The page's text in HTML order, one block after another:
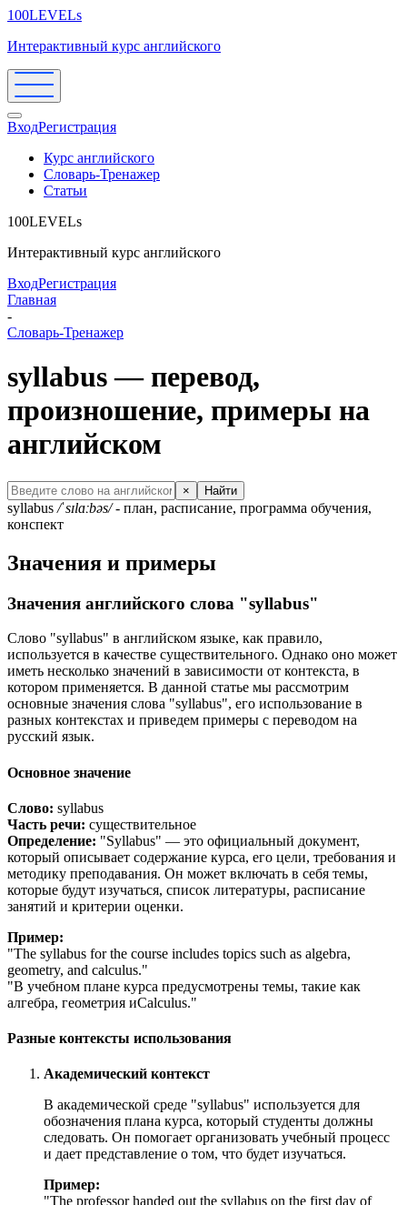
100LEVELs
Интерактивный курс английского
ВходРегистрация
Курс английского
Словарь-Тренажер
Статьи
100LEVELs
Интерактивный курс английского
ВходРегистрация
Главная
-
Словарь-Тренажер
syllabus — перевод,
произношение, примеры на
английском
× Найти
syllabus /ˈsɪlɑːbəs/- план, расписание, программа обучения,
конспект
Значения и примеры
Значения английского слова "syllabus"
Слово "syllabus" в английском языке, как правило,
используется в качестве существительного. Однако оно может
иметь несколько значений в зависимости от контекста, в
котором применяется. В данной статье мы рассмотрим
основные значения слова "syllabus", его использование в
разных контекстах и приведем примеры с переводом на
русский язык.
Основное значение
Слово: syllabus
Часть речи: существительное
Определение: "Syllabus" — это официальный документ,
который описывает содержание курса, его цели, требования и
методику преподавания. Он может включать в себя темы,
которые будут изучаться, список литературы, расписание
занятий и критерии оценки.
Пример:
"The syllabus for the course includes topics such as algebra,
geometry, and calculus."
"В учебном плане курса предусмотрены темы, такие как
алгебра, геометрия иCalculus."
Разные контексты использования
Академический контекст
В академической среде "syllabus" используется для
обозначения плана курса, который студенты должны
следовать. Он помогает организовать учебный процесс
и дает представление о том, что будет изучаться.
Пример:
"The professor handed out the syllabus on the first day of